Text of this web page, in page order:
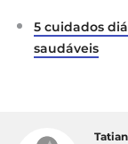
5 cuidados
saudáveis